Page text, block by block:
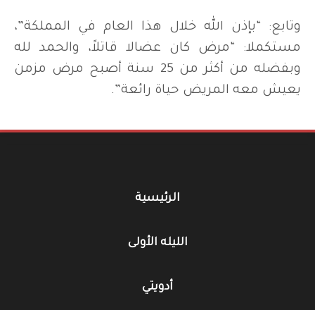
وتابع: “بإذن الله خلال هذا العام في المملكة”،
مستكملا: “مرض كان عضالا قاتلاً، والحمد لله
وبفضله من أكثر من 25 سنة أصبح مرض مزمن
يعيش معه المريض حياة رائعة”.
الرئيسية
الليله الأولى
أدويتي